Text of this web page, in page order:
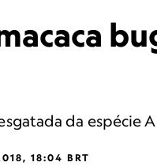
da espécie
18:04 BRT